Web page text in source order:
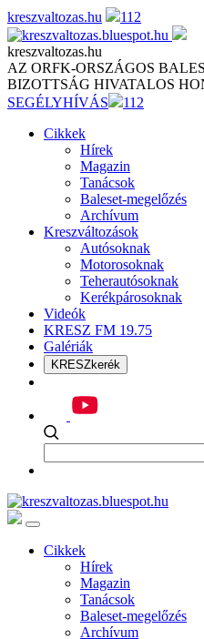
Skip
to
content
kreszvaltozas.hu 112
kreszvaltozas.hu
AZ ORFK-ORSZÁGOS
BIZOTTSÁG HIVATALOS
SEGÉLYHÍVÁS
112
Cikkek
Hírek
Magazin
Tanácsok
Baleset-megelőzés
Archívum
Kreszváltozások
Autósoknak
Motorosoknak
Teherautósoknak
Kerékpárosoknak
Videók
KRESZ FM 19.75
Galériák
KRESZkerék
Cikkek
Hírek
Magazin
Tanácsok
Baleset-megelőzés
Archívum